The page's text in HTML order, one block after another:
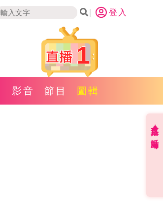
登入
1
影音 節目 圖輯
直播✦活動